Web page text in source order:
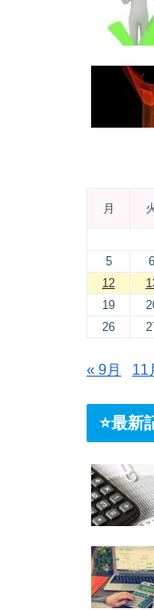
月
5
6
12
19
26
« 9月 11
⭐️最新